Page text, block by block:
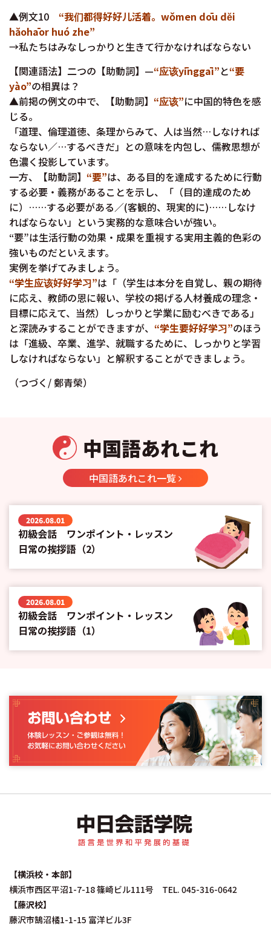
▲例文10 “我们都得好好儿活着。wǒmen dōu dĕi
hăohāor huó zhe”
→私たちはみなしっかりと生きて行かなければならない
【関連語法】二つの【助動詞】—“应该yīnggāi”と“要
yào”の相異は？
▲前掲の例文の中で、【助動詞】 “应该”に中国的特色を感
じる。
「道理、倫理道徳、条理からみて、人は当然…しなければ
ならない／…するべきだ」との意味を内包し、儒教思想が
色濃く投影しています。
一方、【助動詞】 “要”は、ある目的を達成するために行動
する必要・義務があることを示し、「（目的達成のため
に）……する必要がある／(客観的、現実的に)……しなけ
ればならない」という実務的な意味合いが強い。
“要”は生活行動の効果・成果を重視する実用主義的色彩の
強いものだといえます。
実例を挙げてみましょう。
“学生应该好好学习”は「（学生は本分を自覚し、親の期待
に応え、教師の恩に報い、学校の掲げる人材養成の理念・
目標に応えて、当然）しっかりと学業に励むべきである」
と深読みすることができますが、 “学生要好好学习”のほう
は「進級、卒業、進学、就職するために、しっかりと学習
しなければならない」と解釈することができましょう。
（つづく/ 鄭青榮）
中国語あれこれ
中国語あれこれ一覧
2026.08.01
初級会話 ワンポイント・レッスン
日常の挨拶語（2）
2026.08.01
初級会話 ワンポイント・レッスン
日常の挨拶語（1）
【横浜校・本部】
横浜市西区平沼1-7-18 篠崎ビル111号 TEL. 045-316-0642
【藤沢校】
藤沢市鵠沼橘1-1-15 富洋ビル3F